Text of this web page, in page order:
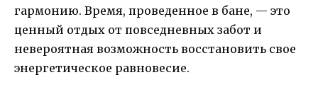
гармонию. Время, проведенное в бане, — это
ценный отдых от повседневных забот и
невероятная возможность восстановить свое
энергетическое равновесие.